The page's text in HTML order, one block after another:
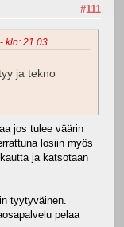
#111
klo: 21.03
ja tekno
jos tulee väärin
losiin myös
ja katsotaan
tyytyväinen.
pelaa